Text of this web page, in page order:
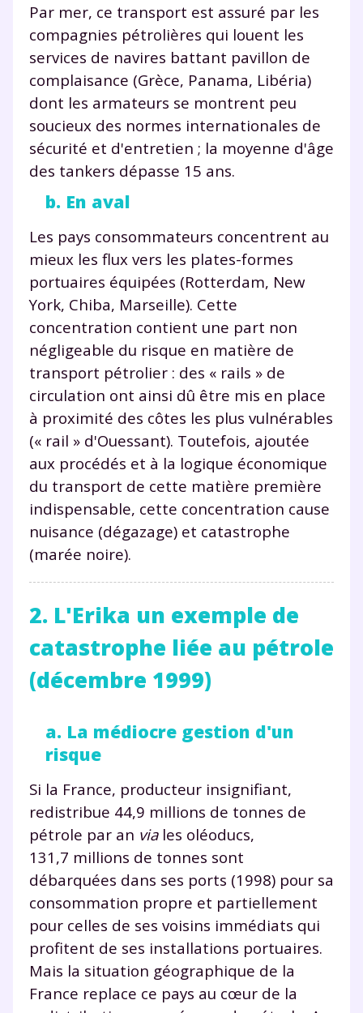
Par mer, ce transport est assuré par les
compagnies pétrolières qui louent les
services de navires battant pavillon de
complaisance (Grèce, Panama, Libéria)
dont les armateurs se montrent peu
soucieux des normes internationales de
sécurité et d'entretien ; la moyenne d'âge
des tankers dépasse 15 ans.
b. En aval
Les pays consommateurs concentrent au
mieux les flux vers les plates-formes
portuaires équipées (Rotterdam, New
York, Chiba, Marseille). Cette
concentration contient une part non
négligeable du risque en matière de
transport pétrolier : des « rails » de
circulation ont ainsi dû être mis en place
à proximité des côtes les plus vulnérables
(« rail » d'Ouessant). Toutefois, ajoutée
aux procédés et à la logique économique
du transport de cette matière première
indispensable, cette concentration cause
nuisance (dégazage) et catastrophe
(marée noire).
2. L'Erika un exemple de
catastrophe liée au pétrole
(décembre 1999)
a. La médiocre gestion d'un
risque
Si la France, producteur insignifiant,
redistribue 44,9 millions de tonnes de
pétrole par an viales oléoducs,
131,7 millions de tonnes sont
débarquées dans ses ports (1998) pour sa
consommation propre et partiellement
pour celles de ses voisins immédiats qui
profitent de ses installations portuaires.
Mais la situation géographique de la
France replace ce pays au cœur de la